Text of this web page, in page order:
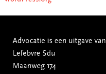
Advocatie is een uitgave van
Lefebvre Sdu
Maanweg 174